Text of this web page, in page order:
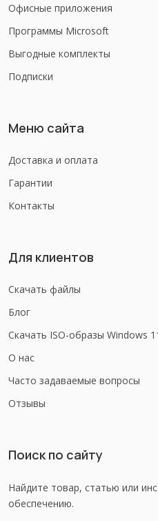
Офисные приложения
Программы Microsoft
Выгодные комплекты
Подписки
Меню сайта
Доставка и оплата
Гарантии
Контакты
Для клиентов
Скачать файлы
Блог
Скачать ISO-образы Windows
О нас
Часто задаваемые вопросы
Отзывы
Поиск по сайту
Найдите товар, статью или
обеспечению.